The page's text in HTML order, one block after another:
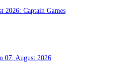
2026: Captain Games
07. August 2026